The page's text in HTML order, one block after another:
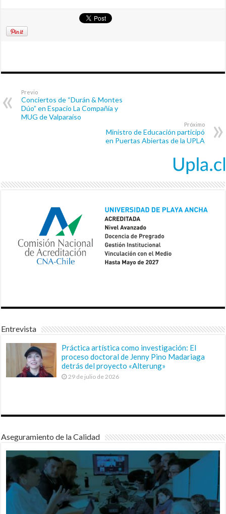
Previo
Conciertos de “Durán & Montes
Dúo” en Espacio La Compañía y
MUG de Valparaíso
Próximo
Ministro de Educación participó
en Puertas Abiertas de la UPLA
Entrevista
Práctica artística como investigación: El
proceso doctoral de Jenny Pino Madariaga
detrás del proyecto «Alterung»
29 de julio de 2026
Aseguramiento de la Calidad